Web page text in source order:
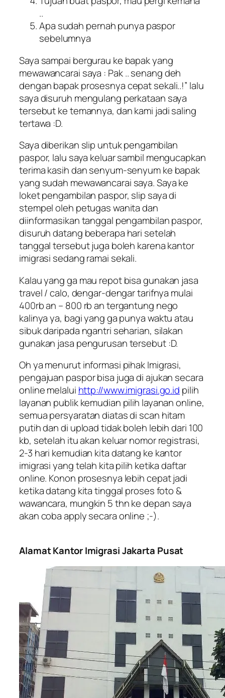
..
Apa sudah pernah punya paspor
sebelumnya
Saya sampai bergurau ke bapak yang
mewawancarai saya : Pak .. senang deh
dengan bapak prosesnya cepat sekali..!” lalu
saya disuruh mengulang perkataan saya
tersebut ke temannya, dan kami jadi saling
tertawa :D.
Saya diberikan slip untuk pengambilan
paspor, lalu saya keluar sambil mengucapkan
terima kasih dan senyum-senyum ke bapak
yang sudah mewawancarai saya. Saya ke
loket pengambilan paspor, slip saya di
stempel oleh petugas wanita dan
diinformasikan tanggal pengambilan paspor,
disuruh datang beberapa hari setelah
tanggal tersebut juga boleh karena kantor
imigrasi sedang ramai sekali.
Kalau yang ga mau repot bisa gunakan jasa
travel / calo, dengar-dengar tarifnya mulai
400rb an – 800 rb an tergantung nego
kalinya ya, bagi yang ga punya waktu atau
sibuk daripada ngantri seharian, silakan
gunakan jasa pengurusan tersebut :D.
Oh ya menurut informasi pihak Imigrasi,
pengajuan paspor bisa juga di ajukan secara
online melalui http://www.imigrasi.go.id pilih
layanan publik kemudian pilih layanan online,
semua persyaratan diatas di scan hitam
putih dan di upload tidak boleh lebih dari 100
kb, setelah itu akan keluar nomor registrasi,
2-3 hari kemudian kita datang ke kantor
imigrasi yang telah kita pilih ketika daftar
online. Konon prosesnya lebih cepat jadi
ketika datang kita tinggal proses foto &
wawancara, mungkin 5 thn ke depan saya
akan coba apply secara online ;-).
Alamat Kantor Imigrasi Jakarta Pusat